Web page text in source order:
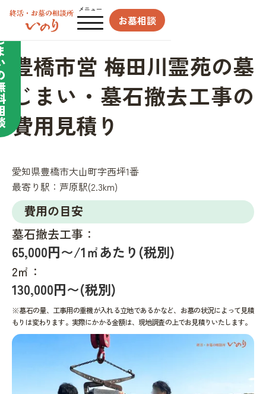
メニュー
お墓相談
豊橋市営 梅田川霊苑の墓
じまい・墓石撤去工事の
費用見積り
愛知県豊橋市大山町字西坪1番
最寄り駅： 芦原駅(2.3km)
費用の目安
墓石撤去工事：
65,000円〜/1㎡あたり(税別)
2㎡：
130,000円〜(税別)
※墓石の量、工事用の重機が入れる立地であるかなど、お墓の状況によって見積
もりは変わります。実際にかかる金額は、現地調査の上でお見積りいたします。